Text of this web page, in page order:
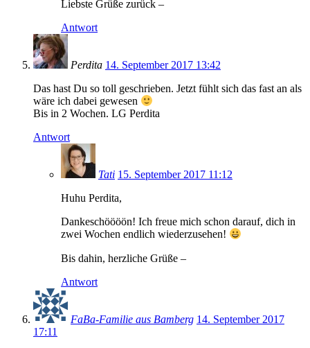
Liebste Grüße zurück –
Antwort
Perdita 14. September 2017 13:42
Das hast Du so toll geschrieben. Jetzt fühlt sich das fast an als
wäre ich dabei gewesen
Bis in 2 Wochen. LG Perdita
Antwort
Tati 15. September 2017 11:12
Huhu Perdita,
Dankeschöööön! Ich freue mich schon darauf, dich in
zwei Wochen endlich wiederzusehen!
Bis dahin, herzliche Grüße –
Antwort
FaBa-Familie aus Bamberg 14. September 2017
17:11